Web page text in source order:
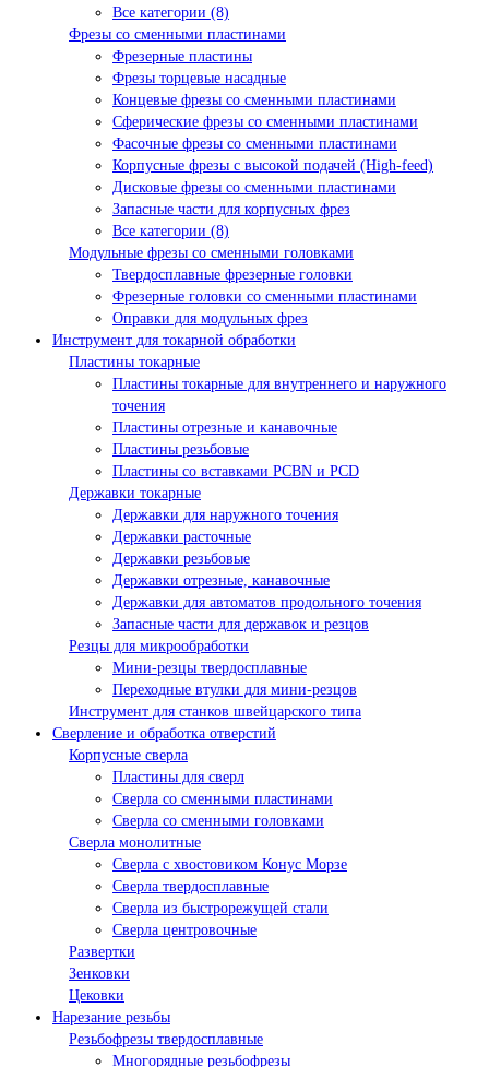
Все категории (8)
Фрезы со сменными пластинами
Фрезерные пластины
Фрезы торцевые насадные
Концевые фрезы со сменными пластинами
Сферические фрезы со сменными пластинами
Фасочные фрезы со сменными пластинами
Корпусные фрезы с высокой подачей (High-feed)
Дисковые фрезы со сменными пластинами
Запасные части для корпусных фрез
Все категории (8)
Модульные фрезы со сменными головками
Твердосплавные фрезерные головки
Фрезерные головки со сменными пластинами
Оправки для модульных фрез
Инструмент для токарной обработки
Пластины токарные
Пластины токарные для внутреннего и наружного
точения
Пластины отрезные и канавочные
Пластины резьбовые
Пластины со вставками PCBN и PCD
Державки токарные
Державки для наружного точения
Державки расточные
Державки резьбовые
Державки отрезные, канавочные
Державки для автоматов продольного точения
Запасные части для державок и резцов
Резцы для микрообработки
Мини-резцы твердосплавные
Переходные втулки для мини-резцов
Инструмент для станков швейцарского типа
Сверление и обработка отверстий
Корпусные сверла
Пластины для сверл
Сверла со сменными пластинами
Сверла со сменными головками
Сверла монолитные
Сверла с хвостовиком Конус Морзе
Сверла твердосплавные
Сверла из быстрорежущей стали
Сверла центровочные
Развертки
Зенковки
Цековки
Нарезание резьбы
Резьбофрезы твердосплавные
Многорядные резьбофрезы